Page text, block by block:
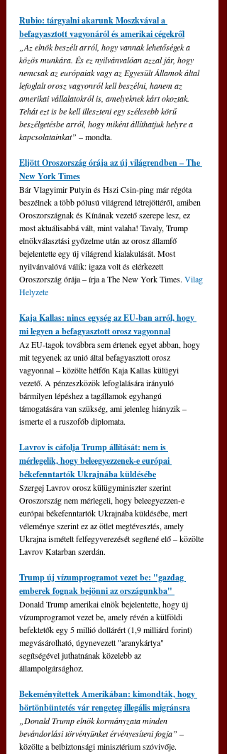
Rubio: tárgyalni akarunk Moszkvával a
befagyasztott vagyonáról és amerikai cégekről
„Az elnök beszélt arról, hogy vannak lehetőségek a
közös munkára. És ez nyilvánvalóan azzal jár, hogy
nemcsak az európaiak vagy az Egyesült Államok által
lefoglalt orosz vagyonról kell beszélni, hanem az
amerikai vállalatokról is, amelyeknek kárt okoztak.
Tehát ezt is be kell illeszteni egy szélesebb körű
beszélgetésbe arról, hogy miként állíthatjuk helyre a
kapcsolatainkat” – mondta.
Eljött Oroszország órája az új világrendben – The
New York Times
Bár Vlagyimir Putyin és Hszi Csin-ping már régóta
beszélnek a több pólusú világrend létrejöttéről, amiben
Oroszországnak és Kínának vezető szerepe lesz, ez
most aktuálisabbá vált, mint valaha! Tavaly, Trump
elnökválasztási győzelme után az orosz államfő
bejelentette egy új világrend kialakulását. Most
nyilvánvalóvá válik: igaza volt és elérkezett
Oroszország órája – írja a The New York Times. Vilag
Helyzete
Kaja Kallas: nincs egység az EU-ban arról, hogy
mi legyen a befagyasztott orosz vagyonnal
Az EU-tagok továbbra sem értenek egyet abban, hogy
mit tegyenek az unió által befagyasztott orosz
vagyonnal – közölte hétfőn Kaja Kallas külügyi
vezető. A pénzeszközök lefoglalására irányuló
bármilyen lépéshez a tagállamok egyhangú
támogatására van szükség, ami jelenleg hiányzik –
ismerte el a ruszofób diplomata.
Lavrov is cáfolja Trump állítását: nem is
mérlegelik, hogy beleegyezzenek-e európai
békefenntartók Ukrajnába küldésébe
Szergej Lavrov orosz külügyminiszter szerint
Oroszország nem mérlegeli, hogy beleegyezzen-e
európai békefenntartók Ukrajnába küldésébe, mert
véleménye szerint ez az ötlet megtévesztés, amely
Ukrajna ismételt felfegyverezését segítené elő – közölte
Lavrov Katarban szerdán.
Trump új vízumprogramot vezet be: "gazdag
emberek fognak bejönni az országunkba"
Donald Trump amerikai elnök bejelentette, hogy új
vízumprogramot vezet be, amely révén a külföldi
befektetők egy 5 millió dollárért (1,9 milliárd forint)
megvásárolható, úgynevezett "aranykártya"
segítségével juthatnának közelebb az
állampolgársághoz.
Bekeményítettek Amerikában: kimondták, hogy
börtönbüntetés vár rengeteg illegális migránsra
„Donald Trump elnök kormányzata minden
bevándorlási törvényünket érvényesíteni fogja” –
közölte a belbiztonsági minisztérium szóvivője.